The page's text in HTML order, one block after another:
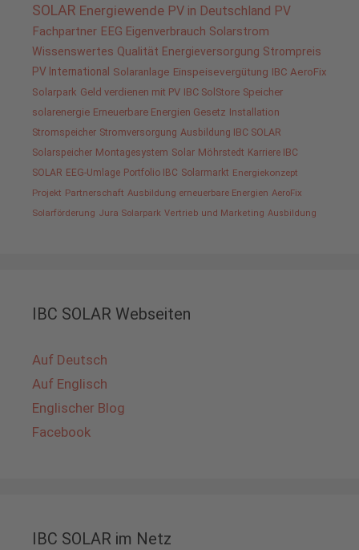
SOLAR Energiewende PV in Deutschland PV
Fachpartner EEG Eigenverbrauch Solarstrom
Wissenswertes Qualität Energieversorgung Strompreis
PV International Solaranlage Einspeisevergütung IBC AeroFix
Solarpark Geld verdienen mit PV IBC SolStore Speicher
solarenergie Erneuerbare Energien Gesetz Installation
Stromspeicher Stromversorgung Ausbildung IBC SOLAR
Solarspeicher Montagesystem Solar Möhrstedt Karriere IBC
SOLAR EEG-Umlage Portfolio IBC Solarmarkt Energiekonzept
Projekt Partnerschaft Ausbildung erneuerbare Energien AeroFix
Solarförderung Jura Solarpark Vertrieb und Marketing Ausbildung
IBC SOLAR Webseiten
Auf Deutsch
Auf Englisch
Englischer Blog
Facebook
IBC SOLAR im Netz